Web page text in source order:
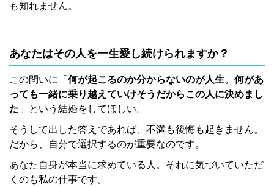
も知れません。
あなたはその人を一生愛し続けられますか？
この問いに「 何が起こるのか分からないのが人生。何があ
っても一緒に乗り越えていけそうだからこの人に決めまし
た 」という結婚をしてほしい。
そうして出した答えであれば、不満も後悔も起きません。
だから、自分で選択するのが重要なのです。
あなた自身が本当に求めている人。それに気づいていただ
くのも私の仕事です。